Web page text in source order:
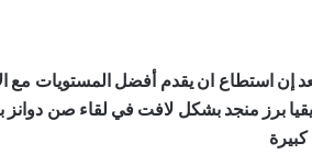
إن استطاع ان يقدم أفضل المستويات مع
برز منجد بشكل لافت في لقاء صن